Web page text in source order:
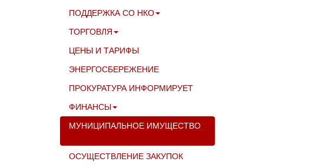
ПОДДЕРЖКА СО НКО
ТОРГОВЛЯ
ЦЕНЫ И ТАРИФЫ
ЭНЕРГОСБЕРЕЖЕНИЕ
ПРОКУРАТУРА ИНФОРМИРУЕТ
ФИНАНСЫ
МУНИЦИПАЛЬНОЕ ИМУЩЕСТВО
ОСУЩЕСТВЛЕНИЕ ЗАКУПОК